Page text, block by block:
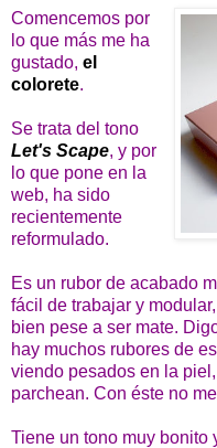
Comencemos por
lo que más me ha
gustado, el
colorete.
Se trata del tono
Let's Scape, y por
lo que pone en la
web, ha sido
recientemente
reformulado.
Es un rubor de acabado
fácil de trabajar y
bien pese a ser mate.
hay muchos rubores de
viendo pesados en la
parchean. Con éste no
Tiene un tono muy bonito